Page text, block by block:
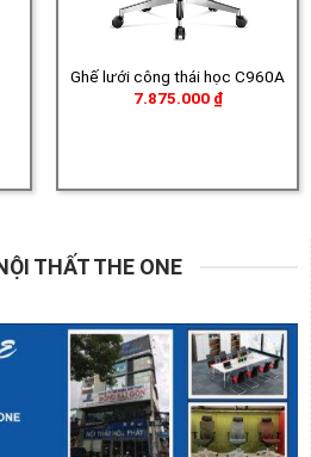
Ghế lưới công thái học C960A
7.875.000 ₫
THẤT THE ONE